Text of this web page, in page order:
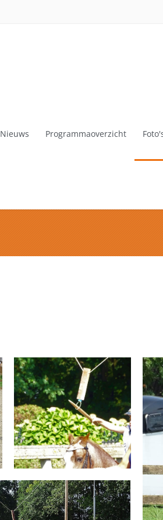
Nieuws Programmaoverzicht